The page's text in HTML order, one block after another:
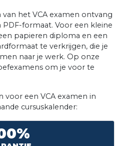
van het VCA examen ontvang
PDF-formaat. Voor een kleine
papieren diploma en een
te verkrijgen, die je
naar je werk. Op onze
om je voor te
voor een VCA examen in
cursuskalender: